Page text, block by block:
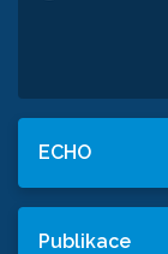
ECHO
Publikace